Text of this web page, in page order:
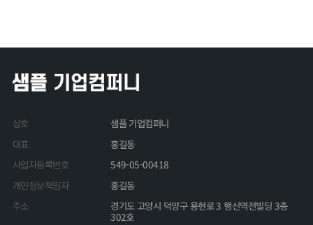
상호 샘플 기업컴퍼니
대표 홍길동
사업자등록번호 549-05-00418
개인정보책임자 홍길동
주소 경기도 고양시 덕양구 용현로 3 행신역전빌딩 3층
302호